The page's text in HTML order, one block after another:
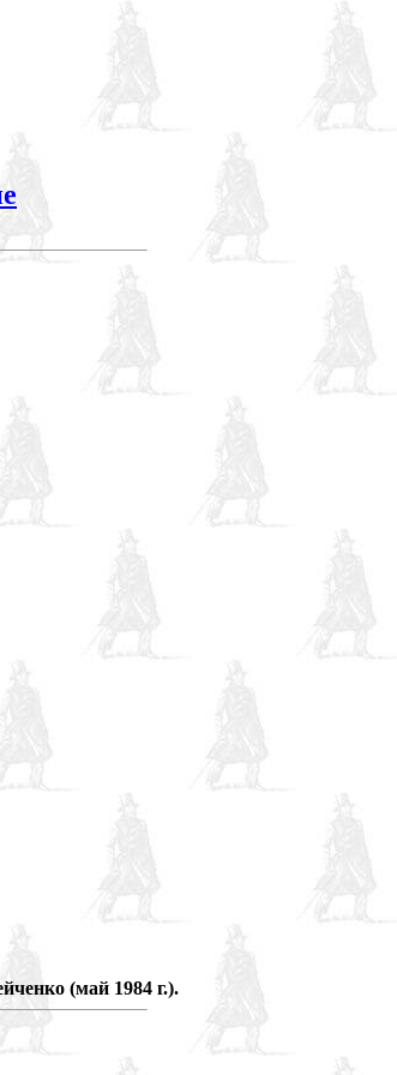
(май 1984 г.).